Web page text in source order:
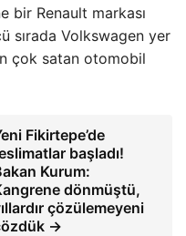
bir Renault markası
sırada Volkswagen yer
çok satan otomobil
Fikirtepe’de
başladı!
Kurum:
dönmüştü,
çözülemeyeni
→